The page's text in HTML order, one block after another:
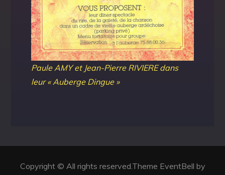
Paule AMY et Jean-Pierre RIVIERE dans
leur « Auberge Dingue »
Copyright © All rights reserved.Theme EventBell by